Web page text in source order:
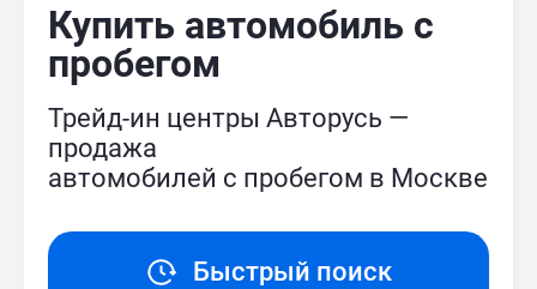
Купить автомобиль с
пробегом
Трейд-ин центры Авторусь —
продажа
автомобилей с пробегом в Москве
Быстрый поиск